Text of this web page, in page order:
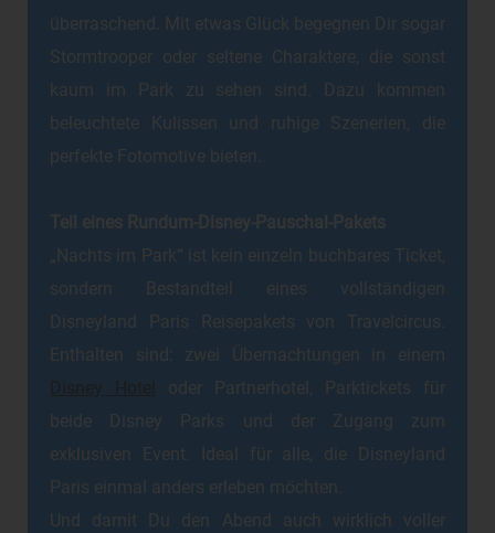
überraschend. Mit etwas Glück begegnen Dir sogar
Stormtrooper oder seltene Charaktere, die sonst
kaum im Park zu sehen sind. Dazu kommen
beleuchtete Kulissen und ruhige Szenerien, die
perfekte Fotomotive bieten.
Teil eines Rundum-Disney-Pauschal-Pakets
„Nachts im Park“ ist kein einzeln buchbares Ticket,
sondern Bestandteil eines vollständigen
Disneyland Paris Reisepakets von Travelcircus.
Enthalten sind: zwei Übernachtungen in einem
oder Partnerhotel, Parktickets für
beide Disney Parks und der Zugang zum
exklusiven Event. Ideal für alle, die Disneyland
Paris einmal anders erleben möchten.
Und damit Du den Abend auch wirklich voller